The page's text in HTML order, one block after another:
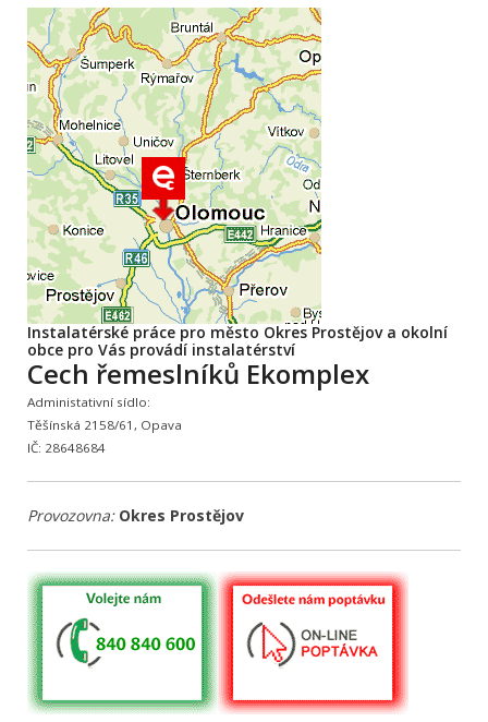
Instalatérské práce pro město Okres Prostějov a okolní
obce pro Vás provádí instalatérství
Cech řemeslníků Ekomplex
Administativní sídlo:
Těšínská 2158/61, Opava
IČ: 28648684
Provozovna: Okres Prostějov